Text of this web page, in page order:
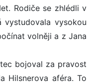
Rodiče se zhlédli v
vystudovala vysokou
volněji a z Jana
bojoval za pravost
Hilsnerova aféra. To